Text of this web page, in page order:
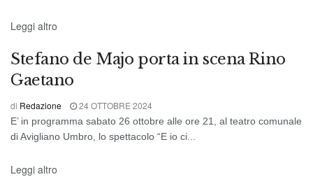
Leggi altro
TEATRO
Stefano de Majo porta in scena Rino
Gaetano
di Redazione 24 OTTOBRE 2024
E’ in programma sabato 26 ottobre alle ore 21, al teatro comunale
di Avigliano Umbro, lo spettacolo “E io ci...
Leggi altro
CRONACA DI TERNI